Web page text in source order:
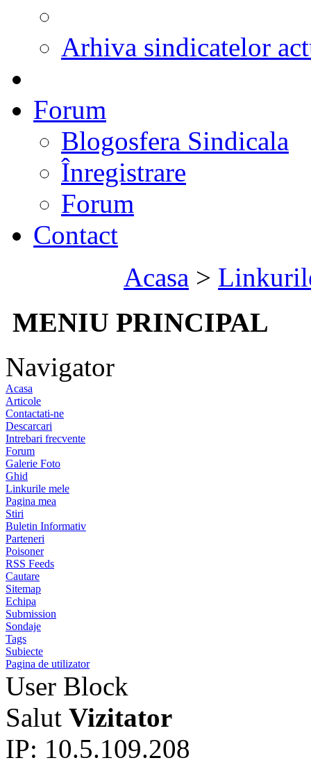
Arhiva sindicatelor
Forum
Blogosfera Sindicala
Înregistrare
Forum
Contact
Acasa >
MENIU PRINCIPAL
Navigator
Acasa
Articole
Contactati-ne
Descarcari
Intrebari frecvente
Forum
Galerie Foto
Ghid
Linkurile mele
Pagina mea
Stiri
Buletin Informativ
Parteneri
Poisoner
RSS Feeds
Cautare
Sitemap
Echipa
Submission
Sondaje
Tags
Subiecte
Pagina de utilizator
User Block
Salut Vizitator
IP: 10.5.109.208